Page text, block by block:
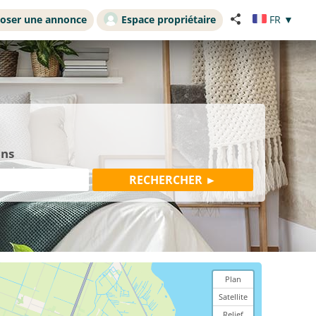
une annonce Espace propriétaire FR ▼
Plan
Satellite